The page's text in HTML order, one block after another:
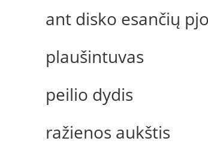
ant disko esančių
plaušintuvas
peilio dydis
ražienos aukštis